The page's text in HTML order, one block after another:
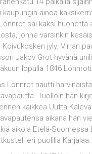
kaupungin ainoa
sai kaksi huonetta
jonne varsinkin
Koivukosken jyly. Virran
Jakov Grot hyvänä
lopulla 1846
Lönnrot nautti
Tuolloin hän
kaikkea Uutta
aikana hän
aikoja Etelä-Suomessa
eri puolilla Karja­laa.